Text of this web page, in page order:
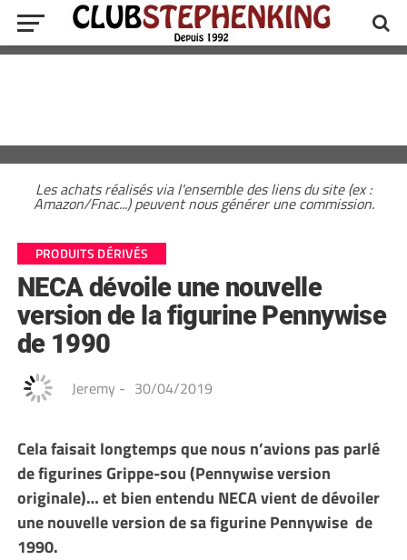
Les achats réalisés via l'ensemble des liens du site (ex :
Amazon/Fnac...) peuvent nous générer une commission.
PRODUITS DÉRIVÉS
NECA dévoile une nouvelle
version de la figurine Pennywise
de 1990
Jeremy - 30/04/2019
Cela faisait longtemps que nous n’avions pas parlé
de figurines Grippe-sou (Pennywise version
originale)… et bien entendu NECA vient de dévoiler
une nouvelle version de sa figurine Pennywise de
1990.